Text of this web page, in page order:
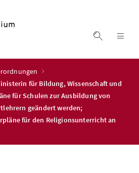
Suche
für Bildung, Wissenschaft und
für Schulen zur Ausbildung von
geändert werden;
für den Religionsunterricht an